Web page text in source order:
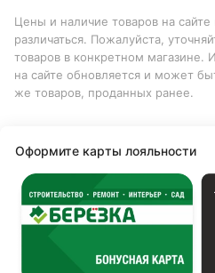
Цены и наличие товаров на сайте
различаться. Пожалуйста,
товаров в конкретном магазине.
на сайте обновляется и может
же товаров, проданных ранее.
Оформите карты лояльности